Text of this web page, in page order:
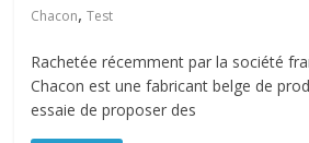
Chacon,Test
Rachetée récemment par la société
Chacon est une fabricant belge de
essaie de proposer des